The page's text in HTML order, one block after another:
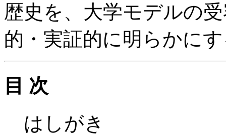
歴史を、大学モデルの
的・実証的に明らかに
目 次
はしがき